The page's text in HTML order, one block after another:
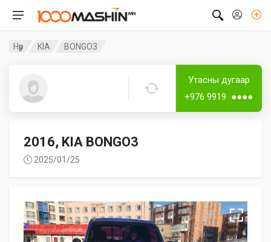
Нүүр KIA BONGO3
Утасны дугаар
+976 9919 ●●●●
2016, KIA BONGO3
2025/01/25